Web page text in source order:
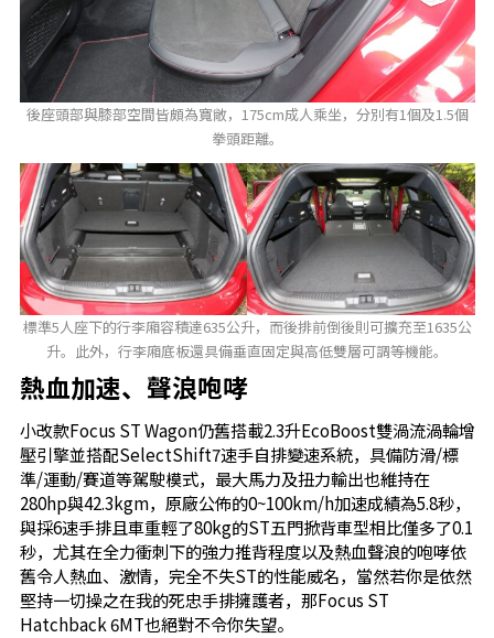
後座頭部與膝部空間皆頗為寬敞，175cm成人乘坐，分別有1個及1.5個
拳頭距離。
標準5人座下的行李廂容積達635公升，而後排前倒後則可擴充至1635公
升。此外，行李廂底板還具備垂直固定與高低雙層可調等機能。
熱血加速、聲浪咆哮
小改款Focus ST Wagon仍舊搭載2.3升EcoBoost雙渦流渦輪增
壓引擎並搭配SelectShift7速手自排變速系統，具備防滑/標
準/運動/賽道等駕駛模式，最大馬力及扭力輸出也維持在
280hp與42.3kgm，原廠公佈的0~100km/h加速成績為5.8秒，
與採6速手排且車重輕了80kg的ST五門掀背車型相比僅多了0.1
秒，尤其在全力衝刺下的強力推背程度以及熱血聲浪的咆哮依
舊令人熱血、激情，完全不失ST的性能威名，當然若你是依然
堅持一切操之在我的死忠手排擁護者，那Focus ST
Hatchback 6MT也絕對不令你失望。